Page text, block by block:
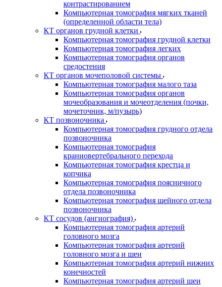
контрастированием
Компьютерная томография мягких тканей
(определенной области тела)
КТ органов грудной клетки
Компьютерная томография грудной клетки
Компьютерная томография легких
Компьютерная томография органов
средостения
КТ органов мочеполовой системы
Компьютерная томография малого таза
Компьютерная томография органов
мочеобразования и мочеотделения (почки,
мочеточник, м/пузырь)
КТ позвоночника
Компьютерная томография грудного отдела
позвоночника
Компьютерная томография
краниовертебрального перехода
Компьютерная томография крестца и
копчика
Компьютерная томография поясничного
отдела позвоночника
Компьютерная томография шейного отдела
позвоночника
КТ сосудов (ангиография)
Компьютерная томография артерий
головного мозга
Компьютерная томография артерий
головного мозга и шеи
Компьютерная томография артерий нижних
конечностей
Компьютерная томография артерий шеи